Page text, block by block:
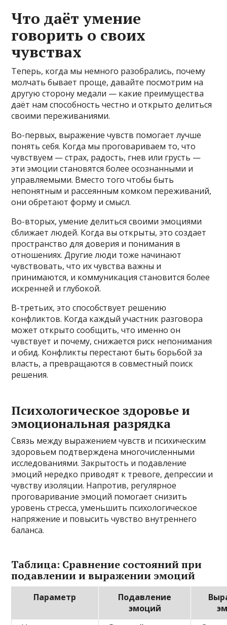
Что даёт умение
говорить о своих
чувствах
Теперь, когда мы немного разобрались, почему
молчать бывает проще, давайте посмотрим на
другую сторону медали — какие преимущества
даёт нам способность честно и открыто делиться
своими переживаниями.
Во-первых, выражение чувств помогает лучше
понять себя. Когда мы проговариваем то, что
чувствуем — страх, радость, гнев или грусть —
эти эмоции становятся более осознанными и
управляемыми. Вместо того чтобы быть
непонятным и рассеянным комком переживаний,
они обретают форму и смысл.
Во-вторых, умение делиться своими эмоциями
сближает людей. Когда вы открыты, это создает
пространство для доверия и понимания в
отношениях. Другие люди тоже начинают
чувствовать, что их чувства важны и
принимаются, и коммуникация становится более
искренней и глубокой.
В-третьих, это способствует решению
конфликтов. Когда каждый участник разговора
может открыто сообщить, что именно он
чувствует и почему, снижается риск непонимания
и обид. Конфликты перестают быть борьбой за
власть, а превращаются в совместный поиск
решения.
Психологическое здоровье и
эмоциональная разрядка
Связь между выражением чувств и психическим
здоровьем подтверждена многочисленными
исследованиями. Закрытость и подавление
эмоций нередко приводят к тревоге, депрессии и
чувству изоляции. Напротив, регулярное
проговаривание эмоций помогает снизить
уровень стресса, уменьшить психологическое
напряжение и повысить чувство внутреннего
баланса.
Таблица: Сравнение состояний при
подавлении и выражении эмоций
Параметр
Подавление
эмоций